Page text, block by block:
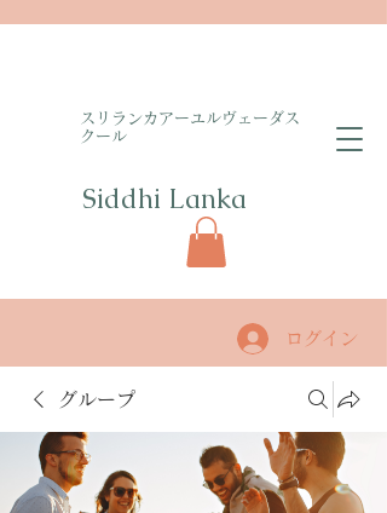
​スリランカアーユルヴェーダス
クール
Siddhi Lanka​
ログイン
グループ